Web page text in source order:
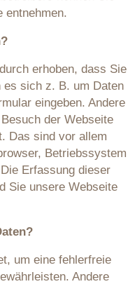
entnehmen.
erhoben, dass Sie
es sich z. B. um Daten
eingeben. Andere
der Webseite
Das sind vor allem
Betriebssystem
Erfassung dieser
Sie unsere Webseite
um eine fehlerfreie
Andere